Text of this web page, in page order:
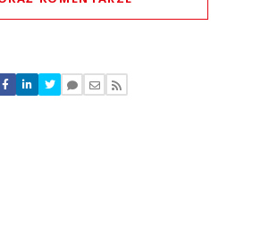
Nie znaleziono komentarzy
swoje komentarze